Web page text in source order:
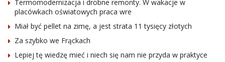
Termomodernizacja i drobne remonty. W wakacje w
placówkach oświatowych praca wre
Miał być pellet na zimę, a jest strata 11 tysięcy złotych
Za szybko we Frąckach
Lepiej tę wiedzę mieć i niech się nam nie przyda w praktyce